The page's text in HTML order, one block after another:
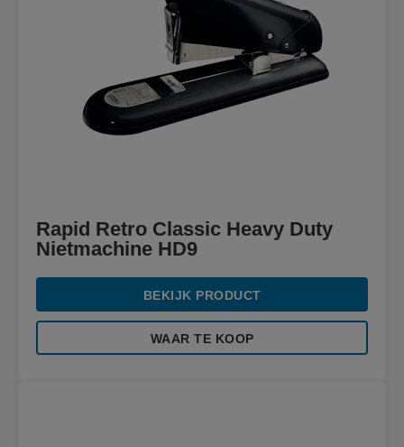
Rapid Retro Classic Heavy Duty
Nietmachine HD9
BEKIJK PRODUCT
WAAR TE KOOP